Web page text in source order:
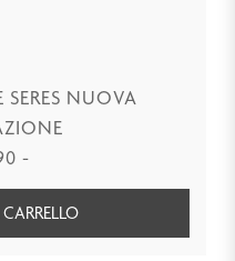
SERES NUOVA
-